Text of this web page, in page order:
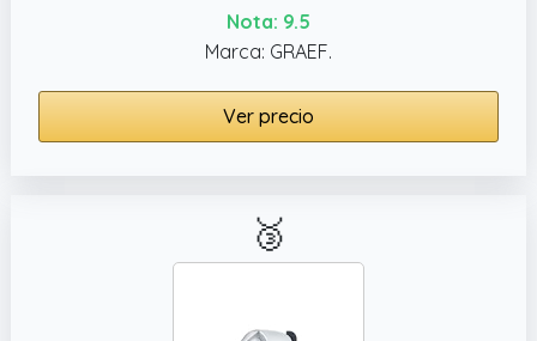
Nota: 9.5
Marca: GRAEF.
Ver precio
🥉